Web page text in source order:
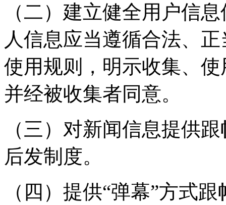
（二）建立健全用户信
人信息应当遵循合法、
使用规则，明示收集、
并经被收集者同意。
（三）对新闻信息提供
后发制度。
（四）提供“弹幕”方式